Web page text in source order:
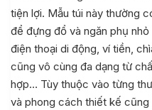
tiện lợi. Mẫu túi này thường
để đựng đổ và ngăn phụ
điện thoại di động, ví tiền,
cũng vô cùng đa dạng từ
hợp… Tùy thuộc vào từng
và phong cách thiết kế cũng